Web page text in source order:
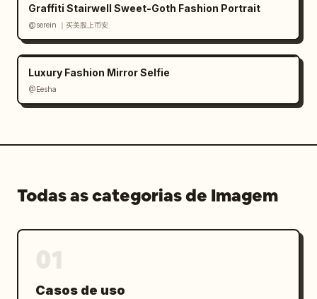
Graffiti Stairwell Sweet-Goth Fashion Portrait
@serein ｜买美股上币安
Luxury Fashion Mirror Selfie
@Eesha
Todas as categorias de Imagem
Casos de uso